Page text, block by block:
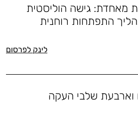
מאחדת: גישה הוליסטית
התפתחות רוחנית
לינק לפרסום
וארבעת שלבי העקה